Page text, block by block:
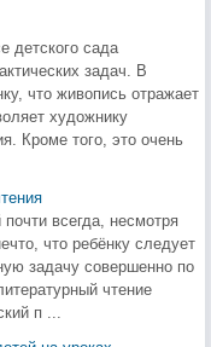
детского сада
задач. В
что живопись отражает
художнику
Кроме того, это очень
всегда, несмотря
что ребёнку следует
задачу совершенно по
чтение
п ...